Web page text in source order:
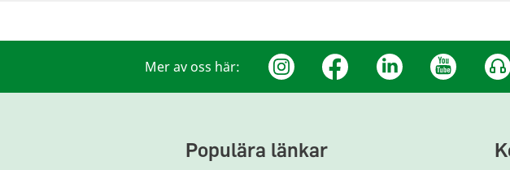
Mer av oss här:
Populära länkar